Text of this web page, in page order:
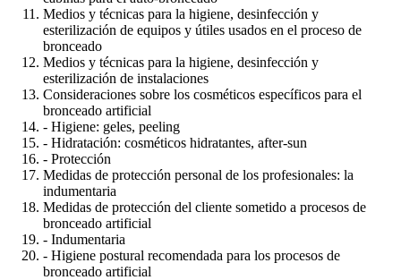
Medios y técnicas para la higiene, desinfección y
esterilización de equipos y útiles usados en el proceso de
bronceado
Medios y técnicas para la higiene, desinfección y
esterilización de instalaciones
Consideraciones sobre los cosméticos específicos para el
bronceado artificial
- Higiene: geles, peeling
- Hidratación: cosméticos hidratantes, after-sun
- Protección
Medidas de protección personal de los profesionales: la
indumentaria
Medidas de protección del cliente sometido a procesos de
bronceado artificial
- Indumentaria
- Higiene postural recomendada para los procesos de
bronceado artificial